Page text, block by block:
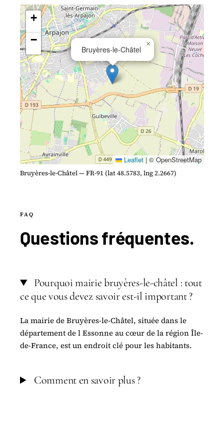
Bruyères-le-Châtel
×
+
−
Leaflet | © OpenStreetMap
Bruyères-le-Châtel — FR-91 (lat 48.5783, lng 2.2667)
FAQ
Questionsfréquentes.
Pourquoi mairie bruyères-le-châtel : tout
ce que vous devez savoir est-il important ?
La mairie de Bruyères-le-Châtel, située dans le
département de l Essonne au cœur de la région Île-
de-France, est un endroit clé pour les habitants.
Comment en savoir plus ?